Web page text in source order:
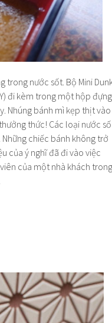
trong nước sốt. Bộ Mini
đi kèm trong một hộp đựng
Nhúng bánh mì kẹp thịt vào
thức! Các loại nước
chiếc bánh không trở
của ý nghĩ đã đi vào việc
của một nhà khách trong